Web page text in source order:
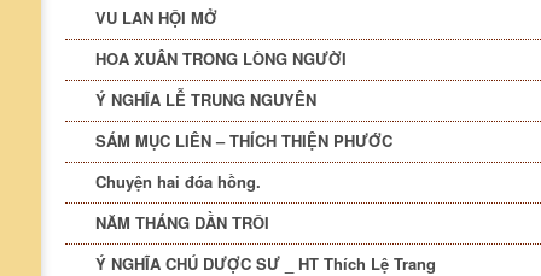
VU LAN HỘI MỞ
HOA XUÂN TRONG LÒNG NGƯỜI
Ý NGHĨA LỄ TRUNG NGUYÊN
SÁM MỤC LIÊN – THÍCH THIỆN PHƯỚC
Chuyện hai đóa hồng.
NĂM THÁNG DẦN TRÔI
Ý NGHĨA CHÚ DƯỢC SƯ _ HT Thích Lệ Trang